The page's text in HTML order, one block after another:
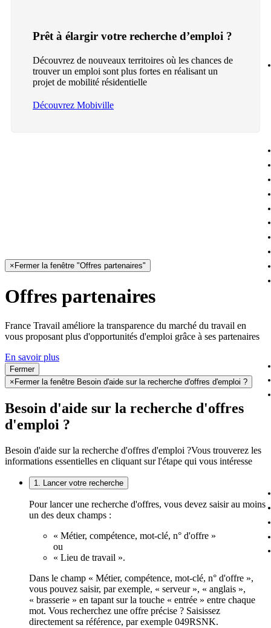
Prêt à élargir votre recherche d’emploi ?
Découvrez de nouveaux territoires où les chances de
trouver un emploi sont plus fortes en réalisant un
projet de mobilité résidentielle
Découvrez Mobiville
× Fermer la fenêtre "Offres partenaires"
Offres partenaires
France Travail améliore la transparence du marché du travail en
vous proposant plus d'opportunités d'emploi grâce à ses partenaires
En savoir plus
Fermer
× Fermer la fenêtre Besoin d'aide sur la recherche d'offres d'emploi ?
Besoin d'aide sur la recherche d'offres
d'emploi ?
Besoin d'aide sur la recherche d'offres d'emploi ?Vous trouverez les
informations essentielles en cliquant sur l'étape qui vous intéresse
1. Lancer votre recherche
Pour lancer une recherche d'offres, vous devez saisir au moins
un des deux champs :
« Métier, compétence, mot-clé, n° d'offre »
ou
« Lieu de travail ».
Dans le champ « Métier, compétence, mot-clé, n° d'offre »,
vous pouvez saisir, par exemple, « serveur », « anglais »,
« brasserie » en tapant sur la touche « entrée » entre chaque
mot. Vous recherchez une offre précise ? Saisissez
directement sa référence, par exemple 049RSNK.